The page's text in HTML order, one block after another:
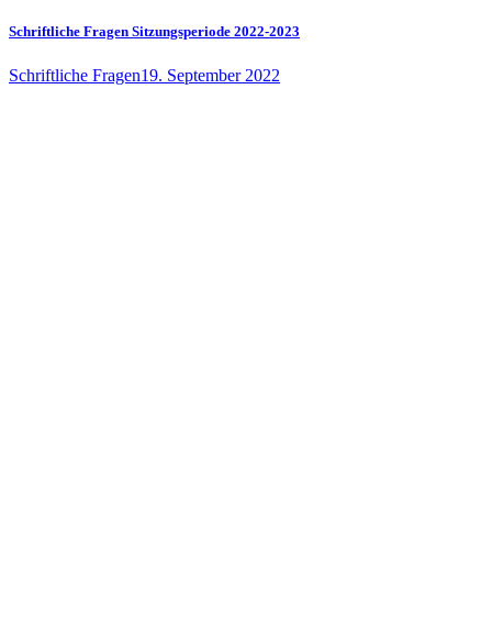
Schriftliche Fragen Sitzungsperiode 2022-2023
Schriftliche Fragen19. September 2022